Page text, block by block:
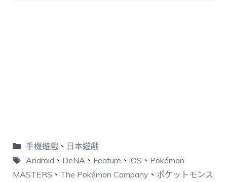
手機遊戲、 日本遊戲
Android 、 DeNA 、 Feature 、 iOS 、 Pokémon
MASTERS 、 The Pokémon Company 、 ポケットモンス